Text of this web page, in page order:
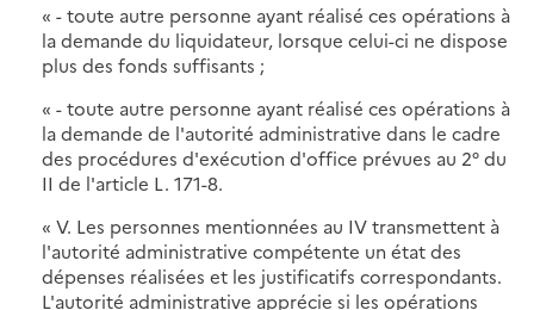
« - toute autre personne ayant réalisé ces opérations à
la demande du liquidateur, lorsque celui-ci ne dispose
plus des fonds suffisants ;
« - toute autre personne ayant réalisé ces opérations à
la demande de l'autorité administrative dans le cadre
des procédures d'exécution d'office prévues au 2° du
II de l'article L. 171-8.
« V. Les personnes mentionnées au IV transmettent à
l'autorité administrative compétente un état des
dépenses réalisées et les justificatifs correspondants.
L'autorité administrative apprécie si les opérations